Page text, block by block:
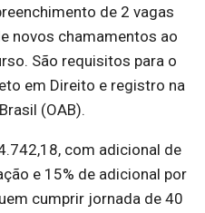
de 2 vagas
novos chamamentos ao
São requisitos para o
em Direito e registro na
(OAB).
com adicional de
e 15% de adicional por
cumprir jornada de 40